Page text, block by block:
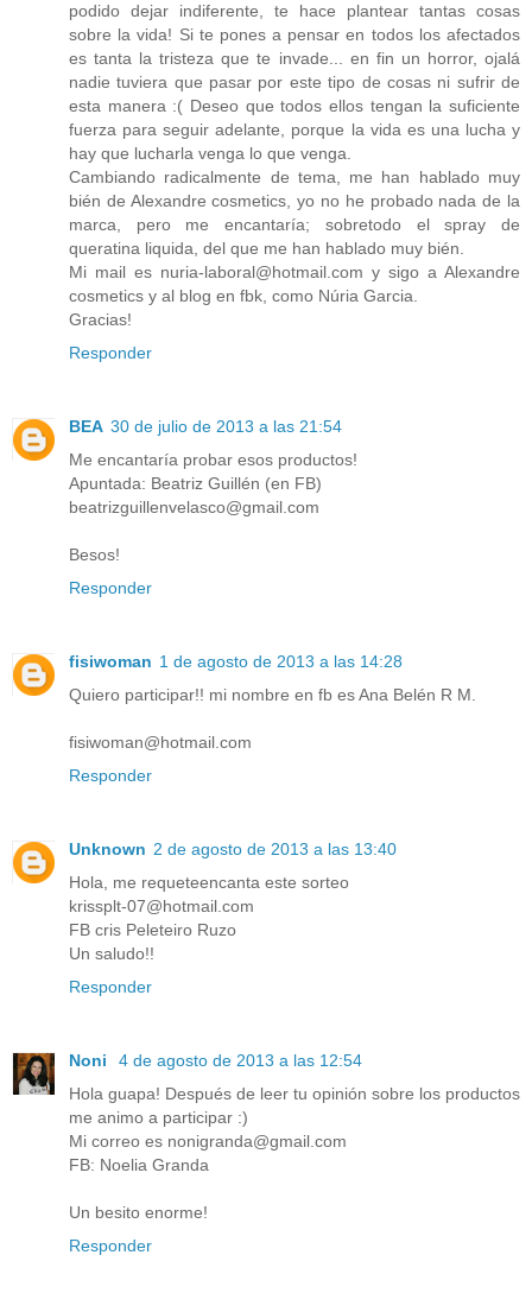
podido dejar indiferente, te hace plantear tantas cosas
sobre la vida! Si te pones a pensar en todos los afectados
es tanta la tristeza que te invade... en fin un horror, ojalá
nadie tuviera que pasar por este tipo de cosas ni sufrir de
esta manera :( Deseo que todos ellos tengan la suficiente
fuerza para seguir adelante, porque la vida es una lucha y
hay que lucharla venga lo que venga.
Cambiando radicalmente de tema, me han hablado muy
bién de Alexandre cosmetics, yo no he probado nada de la
marca, pero me encantaría; sobretodo el spray de
queratina liquida, del que me han hablado muy bién.
Mi mail es nuria-laboral@hotmail.com y sigo a Alexandre
cosmetics y al blog en fbk, como Núria Garcia.
Gracias!
Responder
BEA 30 de julio de 2013 a las 21:54
Me encantaría probar esos productos!
Apuntada: Beatriz Guillén (en FB)
beatrizguillenvelasco@gmail.com
Besos!
Responder
fisiwoman 1 de agosto de 2013 a las 14:28
Quiero participar!! mi nombre en fb es Ana Belén R M.
fisiwoman@hotmail.com
Responder
Unknown 2 de agosto de 2013 a las 13:40
Hola, me requeteencanta este sorteo
krissplt-07@hotmail.com
FB cris Peleteiro Ruzo
Un saludo!!
Responder
Noni
4 de agosto de 2013 a las 12:54
Hola guapa! Después de leer tu opinión sobre los productos
me animo a participar :)
Mi correo es nonigranda@gmail.com
FB: Noelia Granda
Un besito enorme!
Responder